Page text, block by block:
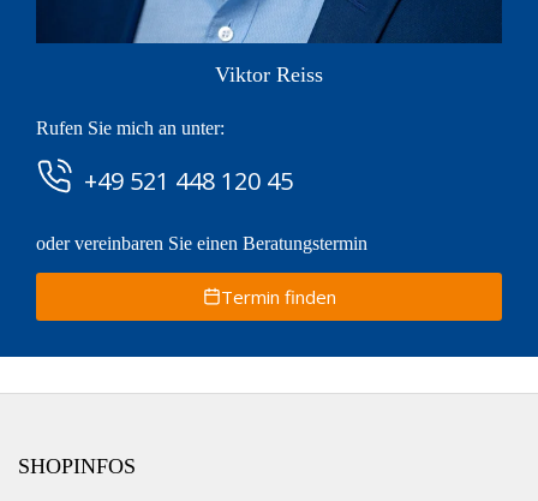
Viktor Reiss
Rufen Sie mich an unter:
+49 521 448 120 45
oder vereinbaren Sie einen Beratungstermin
Termin finden
SHOPINFOS